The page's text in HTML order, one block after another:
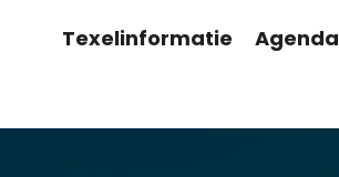
Texelinformatie Agenda